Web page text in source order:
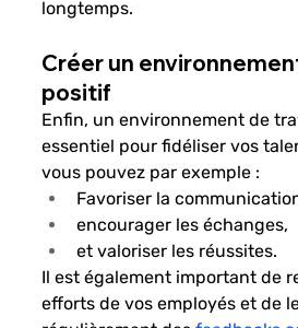
longtemps.
Créer un
positif
Enfin, un environnement de
essentiel pour fidéliser vos
vous pouvez par exemple :
Favoriser la
encourager les échanges,
et valoriser les réussites.
Il est également important de
efforts de vos employés et de